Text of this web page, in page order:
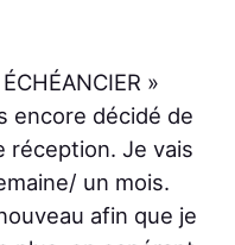
»
encore décidé de
réception. Je vais
un mois.
afin que je